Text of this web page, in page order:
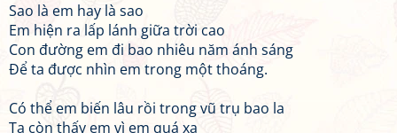
Sao là em hay là sao
Em hiện ra lấp lánh giữa trời cao
Con đường em đi bao nhiêu năm ánh sáng
Để ta được nhìn em trong một thoáng.
Có thể em biến lâu rồi trong vũ trụ bao la
Ta còn thấy em vì em quá xa